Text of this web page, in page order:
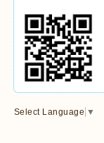
Select Language ▼